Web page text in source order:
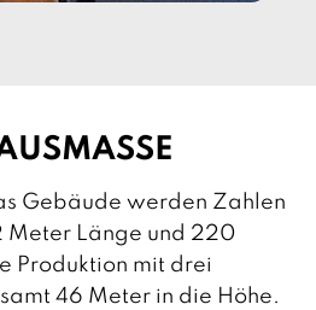
Gebäude werden Zahlen
Meter Länge und 220
Produktion mit drei
46 Meter in die Höhe.